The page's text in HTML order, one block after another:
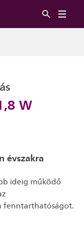
W
évszakra
ideig működő
fenntarthatóságot.